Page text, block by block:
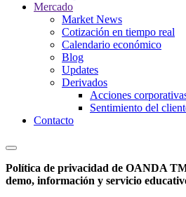
Mercado
Market News
Cotización en tiempo real
Calendario económico
Blog
Updates
Derivados
Acciones
Sentimiento del
Contacto
Política de privacidad de OANDA
demo, información y servicio